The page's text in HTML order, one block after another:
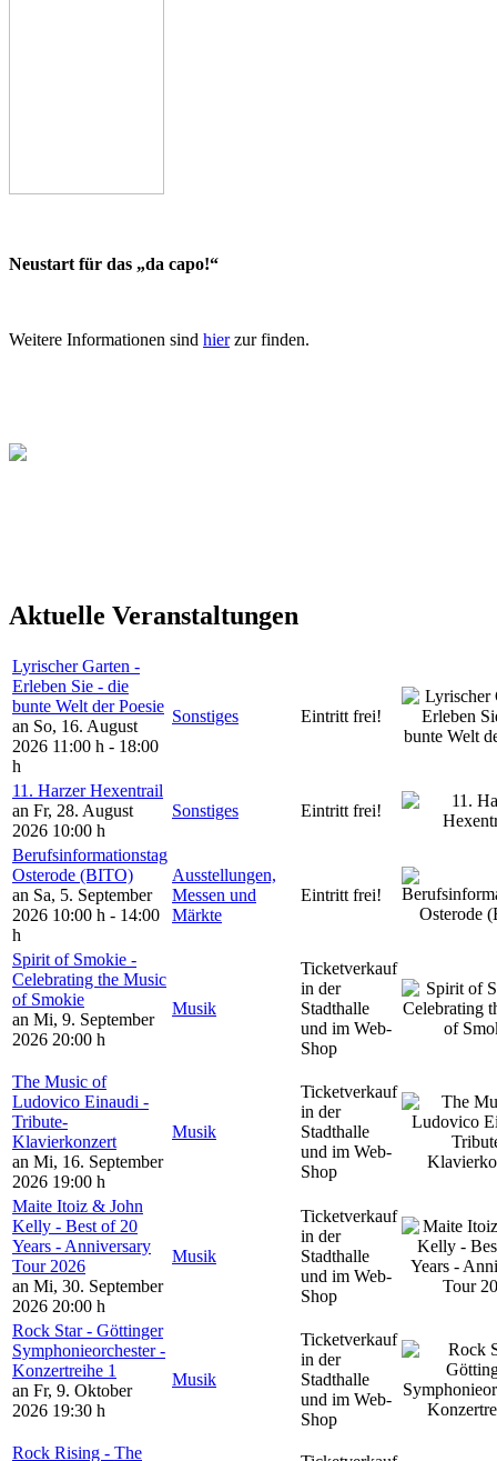
Neustart für das „da capo!“
Weitere Informationen sind hierzur finden.
Aktuelle Veranstaltungen
Lyrischer Garten -
Erleben Sie - die
bunte Welt der Poesie
an So, 16. August
2026 11:00 h - 18:00
h
Sonstiges Eintritt frei!
11. Harzer Hexentrail
an Fr, 28. August
2026 10:00 h
Sonstiges Eintritt frei!
Berufsinformationstag
Osterode (BITO)
an Sa, 5. September
2026 10:00 h - 14:00
h
Ausstellungen,
Messen und
Märkte
Eintritt frei!
Spirit of Smokie -
Celebrating the Music
of Smokie
an Mi, 9. September
2026 20:00 h
Musik
Ticketverkauf
in der
Stadthalle
und im Web-
Shop
The Music of
Ludovico Einaudi -
Tribute-
Klavierkonzert
an Mi, 16. September
2026 19:00 h
Musik
Ticketverkauf
in der
Stadthalle
und im Web-
Shop
Maite Itoiz & John
Kelly - Best of 20
Years - Anniversary
Tour 2026
an Mi, 30. September
2026 20:00 h
Musik
Ticketverkauf
in der
Stadthalle
und im Web-
Shop
Rock Star - Göttinger
Symphonieorchester -
Konzertreihe 1
an Fr, 9. Oktober
2026 19:30 h
Musik
Ticketverkauf
in der
Stadthalle
und im Web-
Shop
Rock Rising - The